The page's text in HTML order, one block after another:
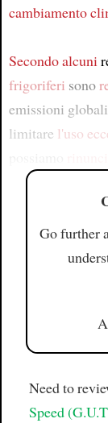
cambiamento
Secondoalcuni
frigoriferi sono
emissioni
limitare l'uso
Go further
Need to
Speed